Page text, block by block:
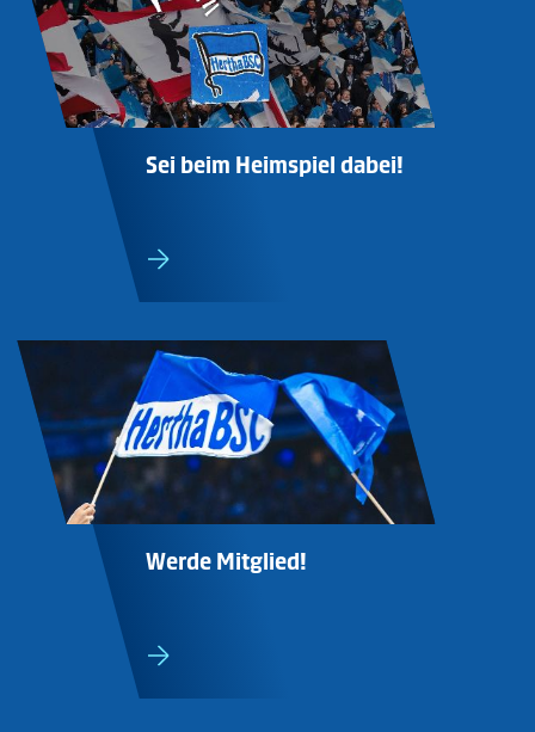
Sei beim Heimspiel dabei!
Werde Mitglied!